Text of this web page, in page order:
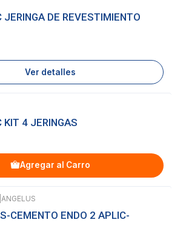
JERINGA DE REVESTIMIENTO
Ver detalles
KIT 4 JERINGAS
Agregar al Carro
ANGELUS
CEMENTO ENDO 2 APLIC-